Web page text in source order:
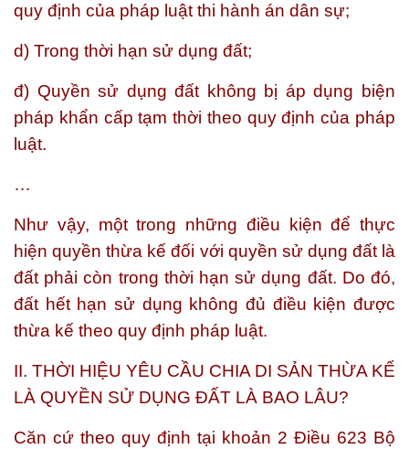
quy định của pháp luật thi hành án dân sự;
d) Trong thời hạn sử dụng đất;
đ) Quyền sử dụng đất không bị áp dụng biện
pháp khẩn cấp tạm thời theo quy định của pháp
luật.
…
Như vậy, một trong những điều kiện để thực
hiện quyền thừa kế đối với quyền sử dụng đất là
đất phải còn trong thời hạn sử dụng đất. Do đó,
đất hết hạn sử dụng không đủ điều kiện được
thừa kế theo quy định pháp luật.
II. THỜI HIỆU YÊU CẦU CHIA DI SẢN THỪA KẾ
LÀ QUYỀN SỬ DỤNG ĐẤT LÀ BAO LÂU?
Căn cứ theo quy định tại khoản 2 Điều 623 Bộ